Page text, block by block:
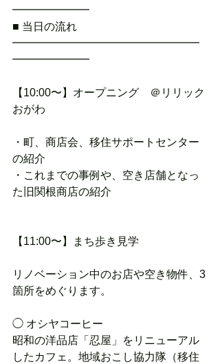
━━━━━━━
■ 当日の流れ
━━━━━━━━━━━━━━━━━
━━━━━━━
【10:00〜】オープニング　＠リリック
おがわ
・町、商店会、移住サポートセンター
の紹介
・これまでの事例や、空き店舗となっ
た旧関根商店の紹介
【11:00〜】まち歩き見学
リノベーション中のお店や空き物件、3
箇所をめぐります。
◯ オシヤコーヒー
昭和の洋品店「忍屋」をリニューアル
したカフェ。地域おこし協力隊（移住